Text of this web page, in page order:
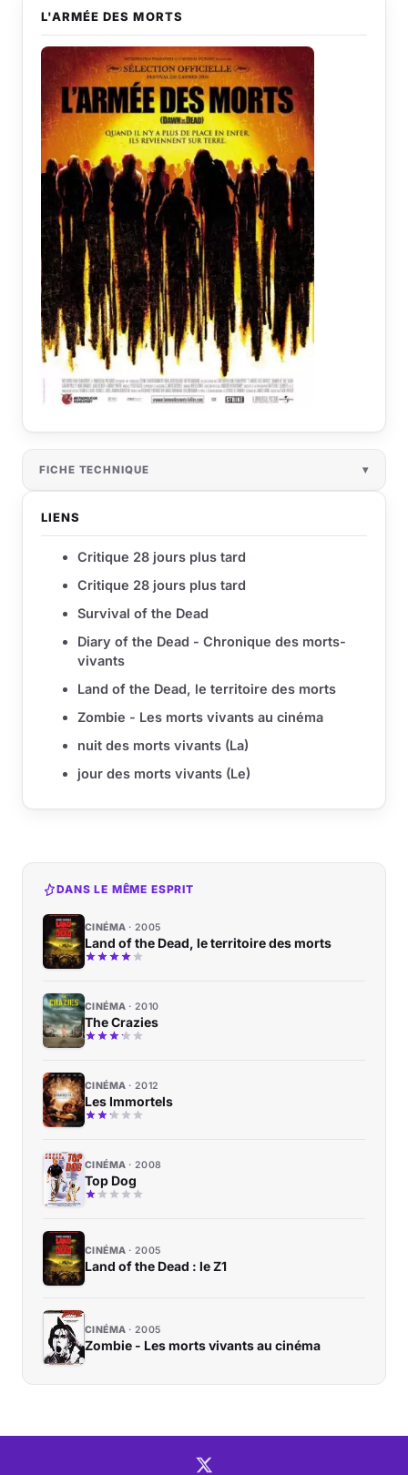
L'ARMÉE DES MORTS
FICHE TECHNIQUE
LIENS
Critique 28 jours plus tard
Critique 28 jours plus tard
Survival of the Dead
Diary of the Dead - Chronique des morts-
vivants
Land of the Dead, le territoire des morts
Zombie - Les morts vivants au cinéma
nuit des morts vivants (La)
jour des morts vivants (Le)
DANS LE MÊME ESPRIT
CINÉMA 2005
Land of the Dead, le territoire des morts
CINÉMA 2010
The Crazies
CINÉMA 2012
Les Immortels
CINÉMA 2008
Top Dog
CINÉMA 2005
Land of the Dead : le Z1
CINÉMA 2005
Zombie - Les morts vivants au cinéma